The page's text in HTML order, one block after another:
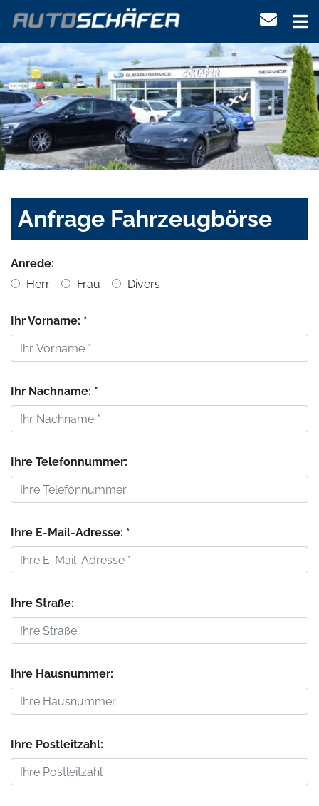
Anfrage Fahrzeugbörse
Anrede:
Herr
Frau Divers
Ihr Vorname: *
Ihr Nachname: *
Ihre Telefonnummer:
Ihre E-Mail-Adresse: *
Ihre Straße:
Ihre Hausnummer:
Ihre Postleitzahl: